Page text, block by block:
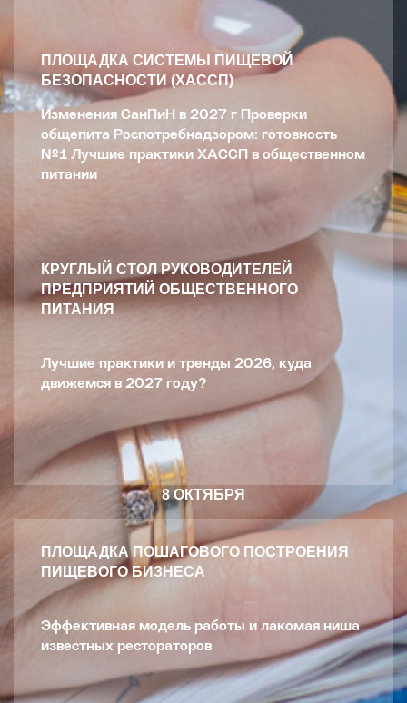
ПЛОЩАДКА СИСТЕМЫ ПИЩЕВОЙ
БЕЗОПАСНОСТИ (ХАССП)
Изменения СанПиН в 2027 г Проверки
общепита Роспотребнадзором: готовность
№1 Лучшие практики ХАССП в общественном
питании
КРУГЛЫЙ СТОЛ РУКОВОДИТЕЛЕЙ
ПРЕДПРИЯТИЙ ОБЩЕСТВЕННОГО
ПИТАНИЯ
Лучшие практики и тренды 2026, куда
движемся в 2027 году?
8 ОКТЯБРЯ
ПЛОЩАДКА ПОШАГОВОГО ПОСТРОЕНИЯ
ПИЩЕВОГО БИЗНЕСА
Эффективная модель работы и лакомая ниша
известных рестораторов